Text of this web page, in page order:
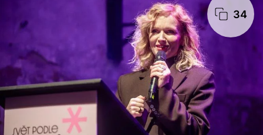
34